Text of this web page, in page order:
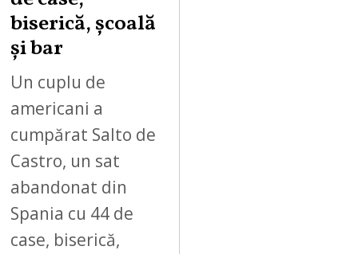
biserică, școală
și bar
Un cuplu de
americani a
cumpărat Salto de
Castro, un sat
abandonat din
Spania cu 44 de
case, biserică,